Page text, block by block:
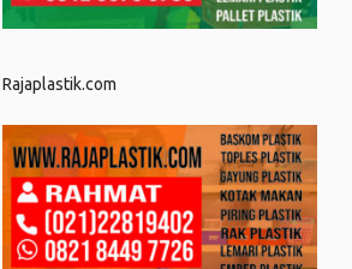
Rajaplastik.com